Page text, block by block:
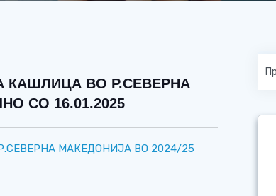
КАШЛИЦА ВО Р.СЕВЕРНА
СО 16.01.2025
МАКЕДОНИЈА ВО 2024/25